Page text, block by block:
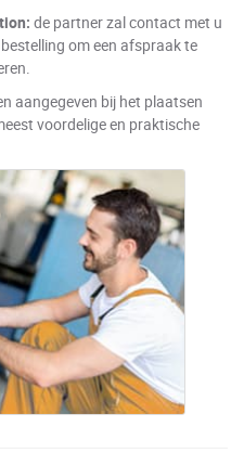
de partner zal contact met u
om een afspraak te
aangegeven bij het plaatsen
voordelige en praktische